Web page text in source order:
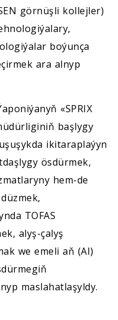
görnüşli kollejler)
boýunça
ara alnyp
«SPRIX
başlygy
ikitaraplaýyn
ösdürmek,
hem-de
TOFAS
alyş-çalyş
we emeli aň (AI)
maslahatlaşyldy.